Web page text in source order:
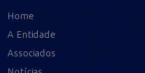
Home
A Entidade
Associados